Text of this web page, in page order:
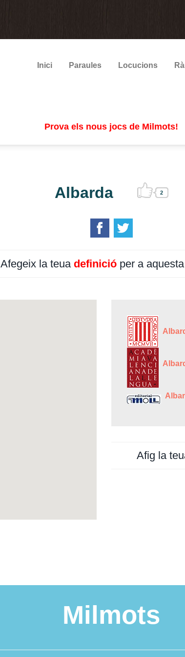
Inici Paraules Locucions
Prova els nous jocs de Milmots!
Albarda 2
Afegeix la teua definició per a
Afig la
Milmots